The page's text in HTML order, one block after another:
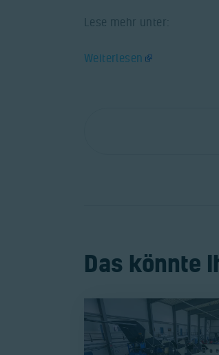
Lese mehr unter:
Weiterlesen
Das könnte